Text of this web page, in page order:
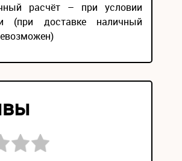
расчёт – при условии
(при доставке наличный